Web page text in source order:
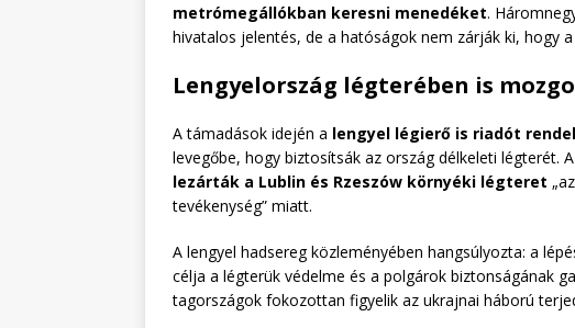
metrómegállókban keresni menedéket.
hivatalos jelentés, de a hatóságok nem zárják ki, hogy
Lengyelország légterében is
A támadások idején a lengyel légierő is riadót
levegőbe, hogy biztosítsák az ország délkeleti légterét.
lezárták a Lublin és Rzeszów környéki légteret
tevékenység” miatt.
A lengyel hadsereg közleményében hangsúlyozta: a
célja a légterük védelme és a polgárok biztonságának
tagországok fokozottan figyelik az ukrajnai háború